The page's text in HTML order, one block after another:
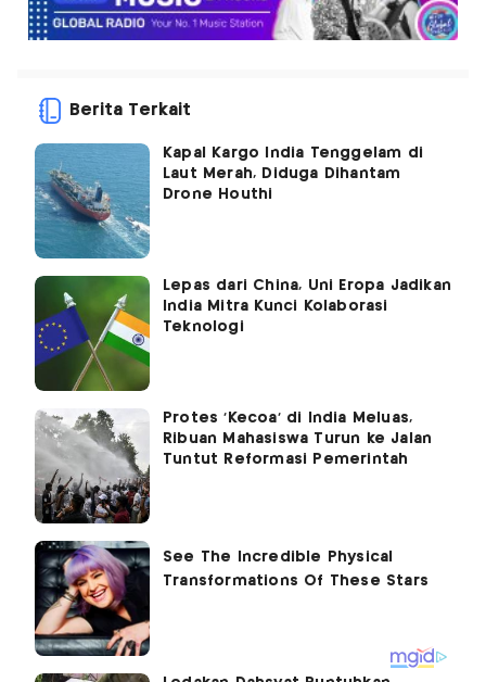
Berita Terkait
Kapal Kargo India Tenggelam di
Laut Merah, Diduga Dihantam
Drone Houthi
Lepas dari China, Uni Eropa Jadikan
India Mitra Kunci Kolaborasi
Teknologi
Protes 'Kecoa' di India Meluas,
Ribuan Mahasiswa Turun ke Jalan
Tuntut Reformasi Pemerintah